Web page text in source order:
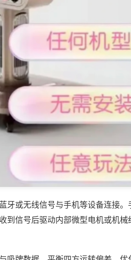
牙或无线信号与手机等设备连接。
到信号后驱动内部微型电机或机械